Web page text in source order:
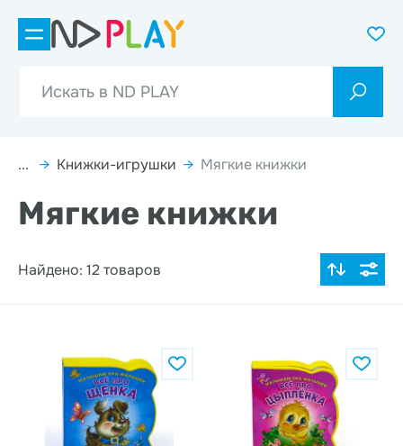
... → Книжки-игрушки → Мягкие книжки
Мягкие книжки
Найдено: 12 товаров
По популярности
Цена по возрастанию
Цена по убыванию